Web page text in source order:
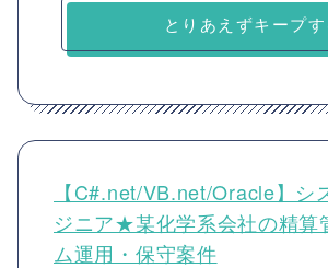
とりあえずキープす
【C#.net/VB.net/Oracle】シ
ジニア★某化学系会社の精算
ム運用・保守案件